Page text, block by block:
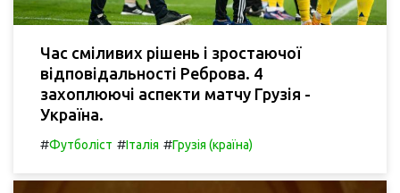
Час сміливих рішень і зростаючої
відповідальності Реброва. 4
захоплюючі аспекти матчу Грузія -
Україна.
#Футболіст #Італія #Грузія (країна)